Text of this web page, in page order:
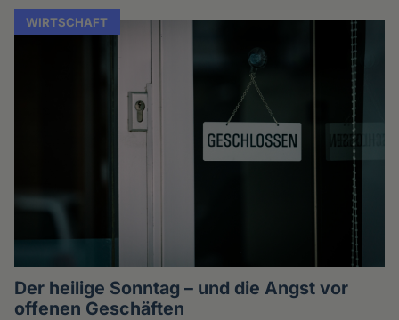
WIRTSCHAFT
Der heilige Sonntag – und die Angst vor
offenen Geschäften